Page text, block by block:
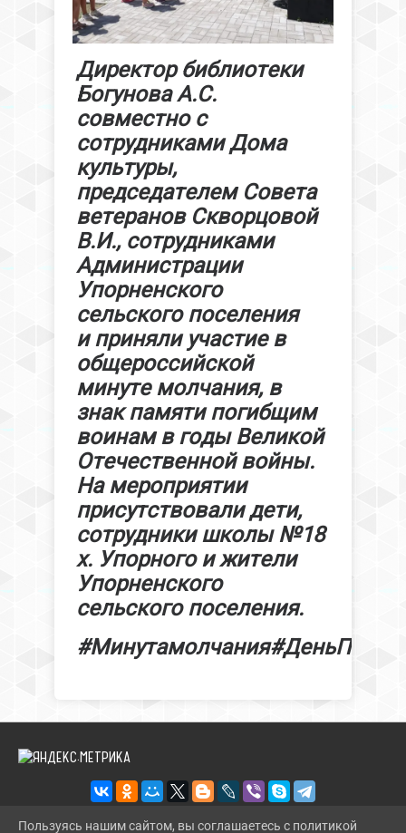
Директор библиотеки
Богунова А.С.
совместно с
сотрудниками Дома
культуры,
председателем Совета
ветеранов Скворцовой
В.И., сотрудниками
Администрации
Упорненского
сельского поселения
и приняли участие в
общероссийской
минуте молчания, в
знак памяти погибщим
воинам в годы Великой
Отечественной войны.
На мероприятии
присутствовали дети,
сотрудники школы №18
х. Упорного и жители
Упорненского
сельского поселения.
Пользуясь нашим сайтом, вы соглашаетесь с политикой